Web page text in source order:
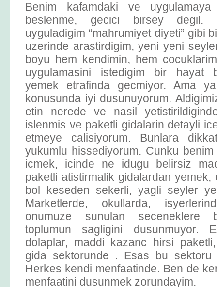
Benim kafamdaki ve
beslenme, gecici birsey degil.
uyguladigim “mahrumiyet diyeti” gibi
uzerinde arastirdigim, yeni yeni
boyu hem kendimin, hem
uygulamasini istedigim bir hayat
yemek etrafinda gecmiyor. Ama
konusunda iyi dusunuyorum.
etin nerede ve nasil
islenmis ve paketli gidalarin detayli
etmeye calisiyorum. Bunlara
yukumlu hissediyorum. Cunku
icmek, icinde ne idugu belirsiz
paketli atistirmalik gidalardan
bol keseden sekerli, yagli seyler
Marketlerde, okullarda,
onumuze sunulan seceneklere
toplumun sagligini dusunmuyor.
dolaplar, maddi kazanc hirsi
gida sektorunde . Esas bu sektoru
Herkes kendi menfaatinde. Ben de
menfaatini dusunmek zorundayim.